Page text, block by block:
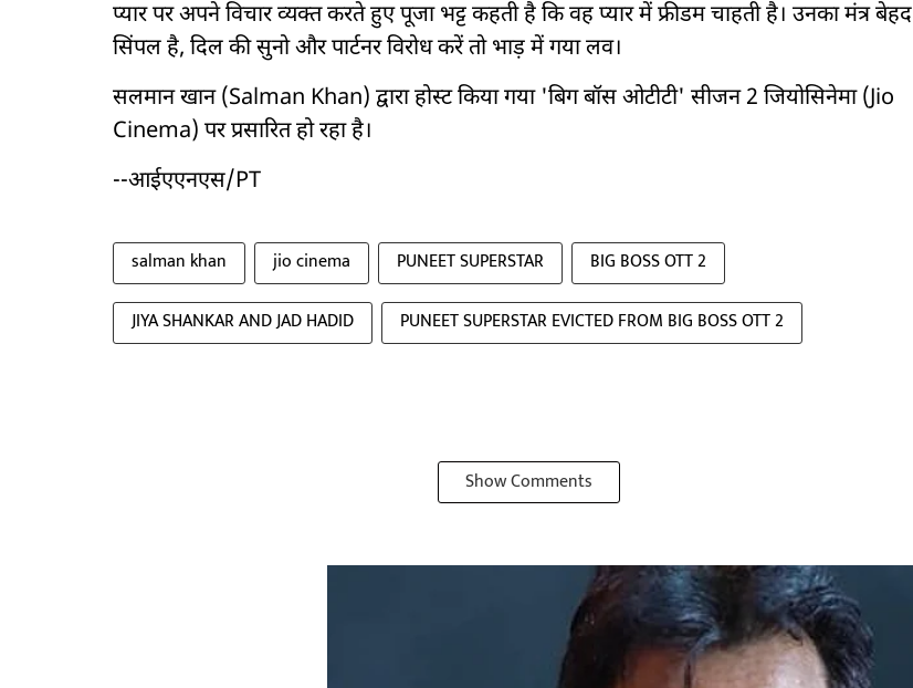
प्यार पर अपने विचार व्यक्त करते हुए पूजा भट्ट कहती है कि वह प्यार में फ्रीडम चाहती है। उनका मंत्र बेहद
सिंपल है, दिल की सुनो और पार्टनर विरोध करें तो भाड़ में गया लव।
सलमान खान (Salman Khan) द्वारा होस्ट किया गया 'बिग बॉस ओटीटी' सीजन 2 जियोसिनेमा (Jio
Cinema) पर प्रसारित हो रहा है।
--आईएएनएस/PT
salman khan jio cinema PUNEET SUPERSTAR
BIG BOSS OTT 2
JIYA SHANKAR AND JAD HADID
PUNEET SUPERSTAR EVICTED FROM BIG BOSS OTT 2
Show Comments